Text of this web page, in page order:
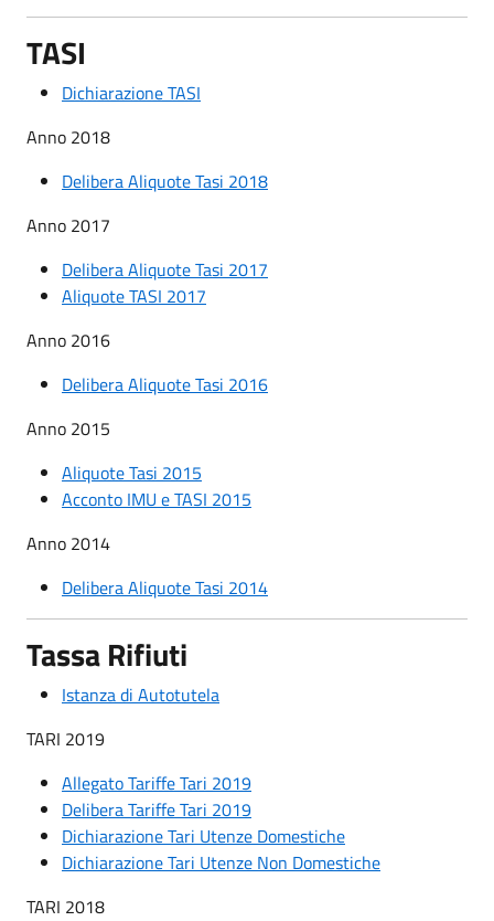
TASI
Dichiarazione TASI
Anno 2018
Delibera Aliquote Tasi 2018
Anno 2017
Delibera Aliquote Tasi 2017
Aliquote TASI 2017
Anno 2016
Delibera Aliquote Tasi 2016
Anno 2015
Aliquote Tasi 2015
Acconto IMU e TASI 2015
Anno 2014
Delibera Aliquote Tasi 2014
Tassa Rifiuti
Istanza di Autotutela
TARI 2019
Allegato Tariffe Tari 2019
Delibera Tariffe Tari 2019
Dichiarazione Tari Utenze Domestiche
Dichiarazione Tari Utenze Non Domestiche
TARI 2018